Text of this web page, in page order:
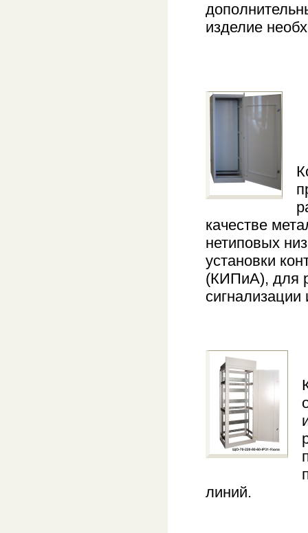
изделие
качестве
нетиповых
установки
(КИПиА), для
линий.